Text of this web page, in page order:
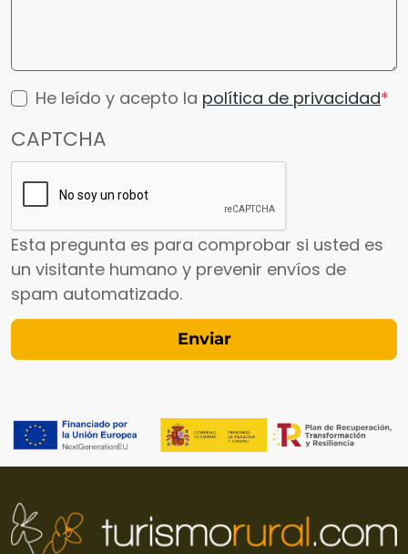
He leído y acepto la política de privacidad
CAPTCHA
Esta pregunta es para comprobar si usted es
un visitante humano y prevenir envíos de
spam automatizado.